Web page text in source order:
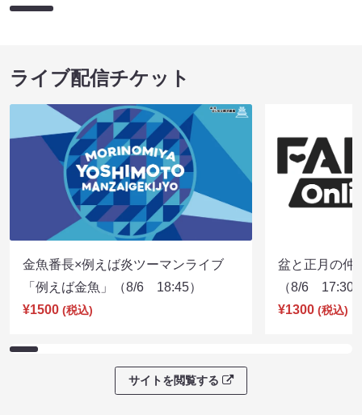
ライブ配信チケット
金魚番長×例えば炎ツーマンライブ
「例えば金魚」（8/6 18:45）
¥1500 (税込)
盆と正月の仲
（8/6 17:30
¥1300 (税込)
サイトを閲覧する